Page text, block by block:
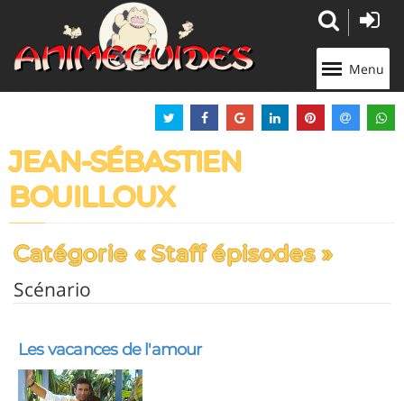
Menu
JEAN-SÉBASTIEN
BOUILLOUX
Catégorie « Staff épisodes »
Scénario
Les vacances de l'amour
Panneau de gestion des cookies